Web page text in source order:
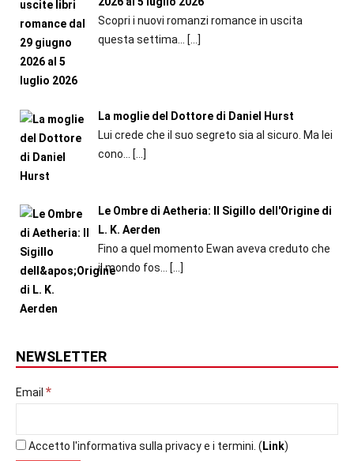
Scopri i nuovi romanzi romance in uscita
questa settima...
[…]
La moglie del Dottore di Daniel Hurst
Lui crede che il suo segreto sia al sicuro. Ma lei
cono...
[…]
Le Ombre di Aetheria: Il Sigillo dell'Origine di
L. K. Aerden
Fino a quel momento Ewan aveva creduto che
il mondo fos... […]
NEWSLETTER
Email *
Accetto l'informativa sulla privacy e i termini. (Link)